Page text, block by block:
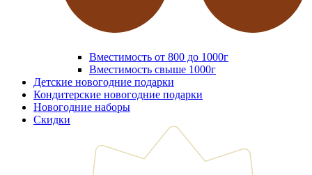
Вместимость от 800 до 1000г
Вместимость свыше 1000г
Детские новогодние подарки
Кондитерские новогодние подарки
Новогодние наборы
Скидки